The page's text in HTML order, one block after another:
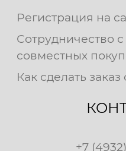
Регистрация на
Сотрудничество
совместных
Как сделать
+7